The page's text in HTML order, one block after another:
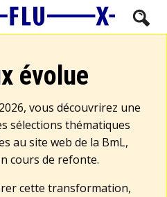
évolue
vous découvrirez une
sélections thématiques
au site web de la BmL,
cours de refonte.
cette transformation,